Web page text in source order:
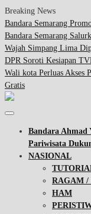
Breaking News
Bandara Semarang
Bandara Semarang
Wajah Simpang Lima
DPR Soroti Kesiapan
Wali kota Perluas Akses
Gratis
Bandara Ahmad
Pariwisata
NASIONAL
RAGAM /
HAM